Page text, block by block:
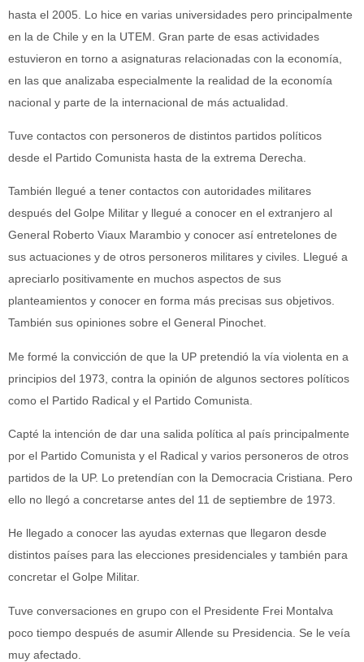
hasta el 2005. Lo hice en varias universidades pero principalmente
en la de Chile y en la UTEM. Gran parte de esas actividades
estuvieron en torno a asignaturas relacionadas con la economía,
en las que analizaba especialmente la realidad de la economía
nacional y parte de la internacional de más actualidad.
Tuve contactos con personeros de distintos partidos políticos
desde el Partido Comunista hasta de la extrema Derecha.
También llegué a tener contactos con autoridades militares
después del Golpe Militar y llegué a conocer en el extranjero al
General Roberto Viaux Marambio y conocer así entretelones de
sus actuaciones y de otros personeros militares y civiles. Llegué a
apreciarlo positivamente en muchos aspectos de sus
planteamientos y conocer en forma más precisas sus objetivos.
También sus opiniones sobre el General Pinochet.
Me formé la convicción de que la UP pretendió la vía violenta en a
principios del 1973, contra la opinión de algunos sectores políticos
como el Partido Radical y el Partido Comunista.
Capté la intención de dar una salida política al país principalmente
por el Partido Comunista y el Radical y varios personeros de otros
partidos de la UP. Lo pretendían con la Democracia Cristiana. Pero
ello no llegó a concretarse antes del 11 de septiembre de 1973.
He llegado a conocer las ayudas externas que llegaron desde
distintos países para las elecciones presidenciales y también para
concretar el Golpe Militar.
Tuve conversaciones en grupo con el Presidente Frei Montalva
poco tiempo después de asumir Allende su Presidencia. Se le veía
muy afectado.